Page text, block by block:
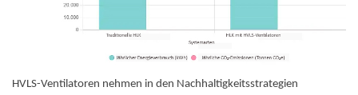
HVLS-Ventilatoren nehmen in den Nachhaltigkeitsstrategien